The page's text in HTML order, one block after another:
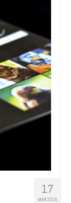
17
MAR 2016